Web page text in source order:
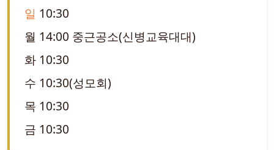
일 10:30
월 14:00 중근공소(신병교육대대)
화 10:30
수 10:30(성모회)
목 10:30
금 10:30